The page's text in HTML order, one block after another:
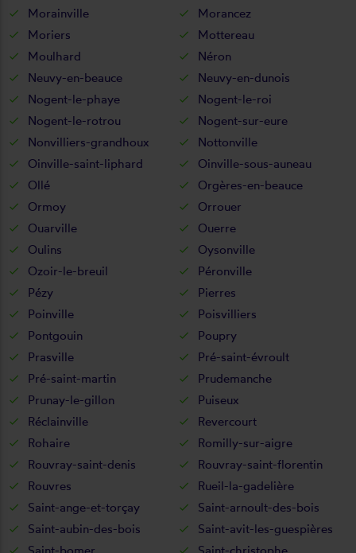
Morainville
Morancez
Moriers
Mottereau
Moulhard
Néron
Neuvy-en-beauce
Neuvy-en-dunois
Nogent-le-phaye
Nogent-le-roi
Nogent-le-rotrou
Nogent-sur-eure
Nonvilliers-grandhoux
Nottonville
Oinville-saint-liphard
Oinville-sous-auneau
Ollé
Orgères-en-beauce
Ormoy
Orrouer
Ouarville
Ouerre
Oulins
Oysonville
Ozoir-le-breuil
Péronville
Pézy
Pierres
Poinville
Poisvilliers
Pontgouin
Poupry
Prasville
Pré-saint-évroult
Pré-saint-martin
Prudemanche
Prunay-le-gillon
Puiseux
Réclainville
Revercourt
Rohaire
Romilly-sur-aigre
Rouvray-saint-denis
Rouvray-saint-florentin
Rouvres
Rueil-la-gadelière
Saint-ange-et-torçay
Saint-arnoult-des-bois
Saint-aubin-des-bois
Saint-avit-les-guespières